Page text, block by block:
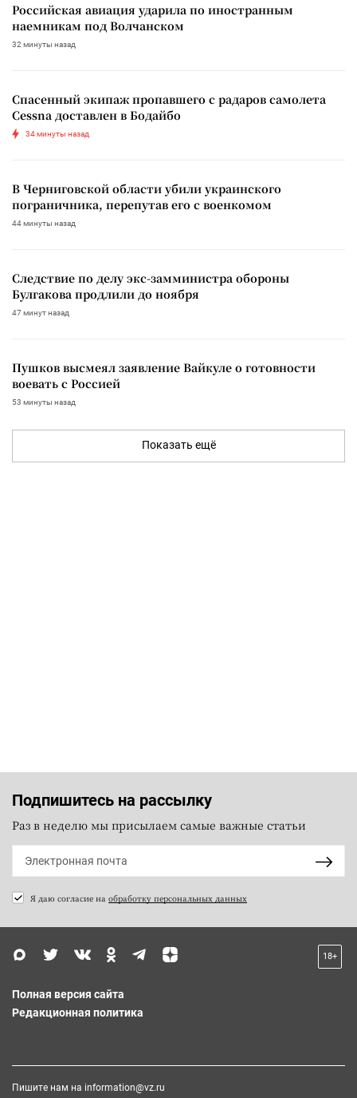
Российская авиация ударила по иностранным
наемникам под Волчанском
32 минуты назад
Спасенный экипаж пропавшего с радаров самолета
Cessna доставлен в Бодайбо
34 минуты назад
В Черниговской области убили украинского
пограничника, перепутав его с военкомом
44 минуты назад
Следствие по делу экс-замминистра обороны
Булгакова продлили до ноября
47 минут назад
Пушков высмеял заявление Вайкуле о готовности
воевать с Россией
53 минуты назад
Показать ещё
Подпишитесь на рассылку
Раз в неделю мы присылаем самые важные статьи
Я даю согласие на обработку персональных данных
18+
Полная версия сайта
Редакционная политика
Пишите нам на information@vz.ru